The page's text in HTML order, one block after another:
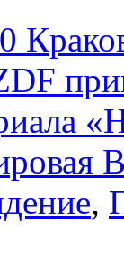
,